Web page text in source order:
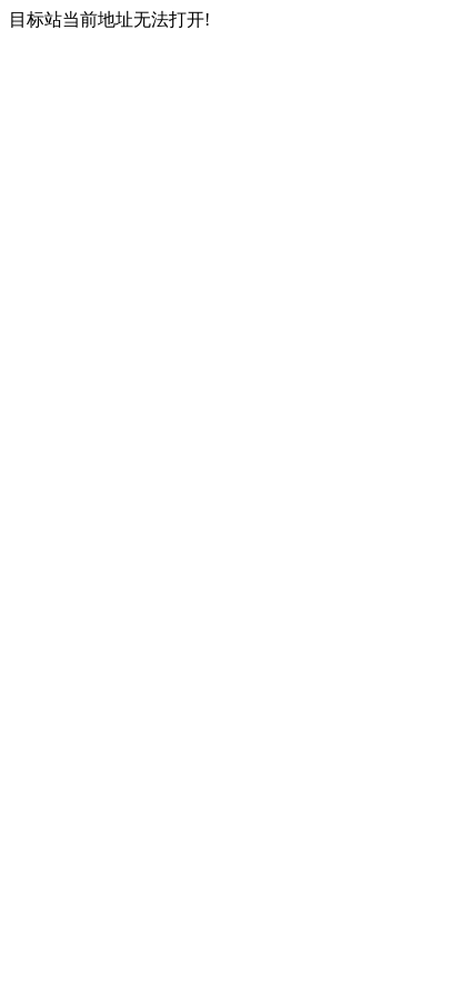
目标站当前地址无法打开!